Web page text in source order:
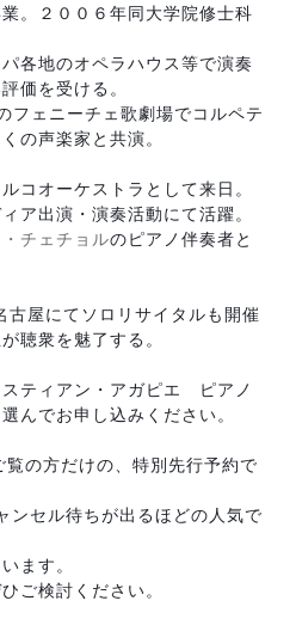
。２００６年同大学院修士科
地のオペラハウス等で演奏
価を受ける。
フェニーチェ歌劇場でコルペテ
の声楽家と共演。
オーケストラとして来日。
ア出演・演奏活動にて活躍。
チェチョルのピアノ伴奏者と
古屋にてソロリサイタルも開催
聴衆を魅了する。
スティアン・アガピエ ピアノ
んでお申し込みください。
覧の方だけの、特別先行予約で
セル待ちが出るほどの人気で
ます。
ご検討ください。